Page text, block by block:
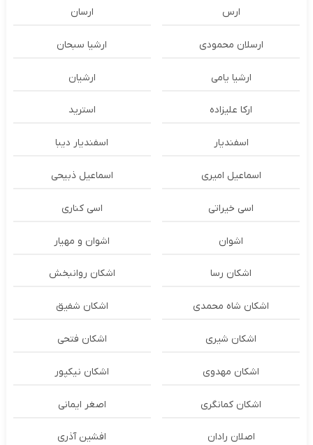
ارس ارسان
ارسلان محمودی ارشیا سبحان
ارشیا یامی ارشیان
ارکا علیزاده استرید
اسفندیار اسفندیار دیبا
اسماعیل امیری اسماعیل ذبیحی
اسی خیراتی اسی کناری
اشوان اشوان و مهیار
اشکان رسا اشکان روانبخش
اشکان شاه محمدی اشکان شفیق
اشکان شیری اشکان فتحی
اشکان مهدوی اشکان نیکپور
اشکان‌ کمانگری اصغر ایمانی
اصلان رادان افشین آذری